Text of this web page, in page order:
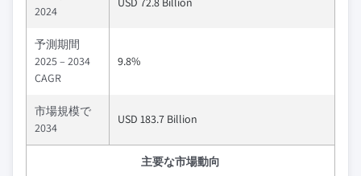
2024
予測期間
2025 – 2034
CAGR
9.8%
市場規模で
2034
USD 183.7 Billion
主要な市場動向